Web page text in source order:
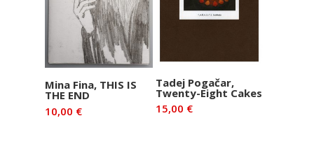
Dodaj v
košarico
Mina Fina, THIS IS
THE END
10,00 €
Dodaj v
košarico
Tadej Pogačar,
Twenty-Eight Cakes
15,00 €